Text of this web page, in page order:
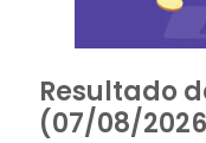
Resultado
(07/08/